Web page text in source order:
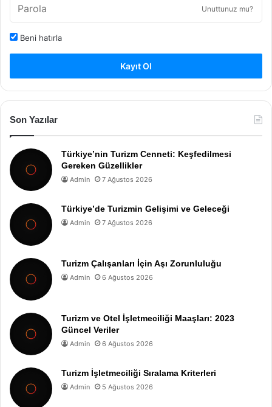
Unuttunuz mu?
Beni hatırla
Kayıt Ol
Son Yazılar
Türkiye’nin Turizm Cenneti: Keşfedilmesi
Gereken Güzellikler
Admin 7 Ağustos 2026
Türkiye’de Turizmin Gelişimi ve Geleceği
Admin 7 Ağustos 2026
Turizm Çalışanları İçin Aşı Zorunluluğu
Admin 6 Ağustos 2026
Turizm ve Otel İşletmeciliği Maaşları: 2023
Güncel Veriler
Admin 6 Ağustos 2026
Turizm İşletmeciliği Sıralama Kriterleri
Admin 5 Ağustos 2026